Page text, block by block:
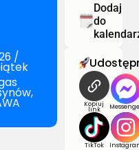
/
Dodaj
do
Kopiuj
link
TikTok